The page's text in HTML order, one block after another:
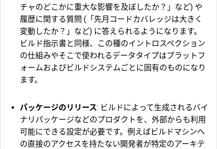
チャのどこかに重大な影響を及ぼしたか？」など) や
履歴に関する質問 (「先月コードカバレッジは大きく
変動したか？」など) に答えられるようになります。
ビルド指示書と同様、この種のイントロスペクション
の仕組みやそこで使われるデータタイプはプラットフ
ォームおよびビルドシステムごとに固有のものになり
ます。
パッケージのリリース: ビルドによって生成されるバイ
ナリパッケージなどのプロダクトを、外部からも利用
可能にできる設定が必要です。例えばビルドマシンへ
の直接のアクセスを持たない開発者が特定のアーキテ